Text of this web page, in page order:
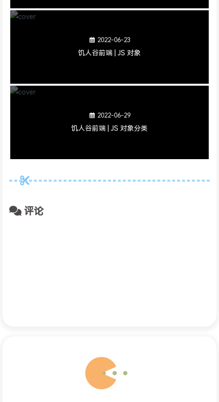
2022-06-23
饥人谷前端 | JS 对象
2022-06-29
饥人谷前端 | JS 对象分类
评论